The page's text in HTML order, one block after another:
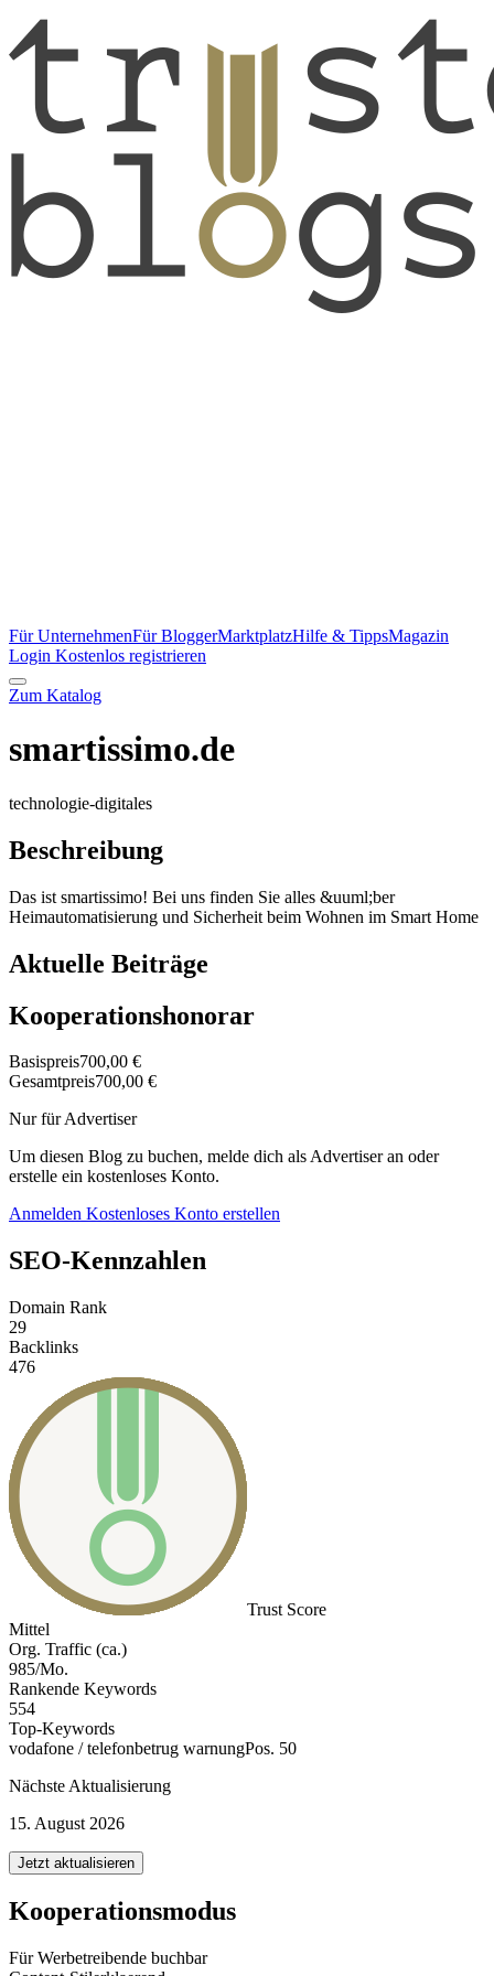
Für UnternehmenFür BloggerMarktplatzHilfe & TippsMagazin
Login Kostenlos registrieren
Zum Katalog
smartissimo.de
technologie-digitales
Beschreibung
Das ist smartissimo! Bei uns finden Sie alles &uuml;ber
Heimautomatisierung und Sicherheit beim Wohnen im Smart Home
Aktuelle Beiträge
Kooperationshonorar
Basispreis700,00 €
Gesamtpreis700,00 €
Nur für Advertiser
Um diesen Blog zu buchen, melde dich als Advertiser an oder
erstelle ein kostenloses Konto.
Anmelden Kostenloses Konto erstellen
SEO-Kennzahlen
Domain Rank
29
Backlinks
476
Trust Score
Mittel
Org. Traffic (ca.)
985/Mo.
Rankende Keywords
554
Top-Keywords
vodafone / telefonbetrug warnungPos. 50
Nächste Aktualisierung
15. August 2026
Jetzt aktualisieren
Kooperationsmodus
Für Werbetreibende buchbar